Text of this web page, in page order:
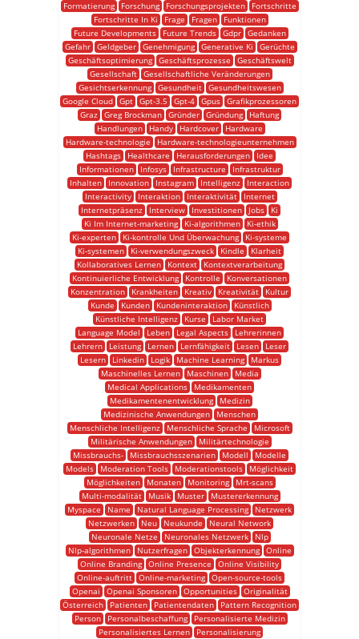
Formatierung Forschung Forschungsprojekten
Fortschritte
Fortschritte In Ki
Frage Fragen
Funktionen
Future Developments
Future Trends Gdpr
Gedanken
Gefahr
Geldgeber Genehmigung Generative Ki
Gerüchte
Geschäftsoptimierung
Geschäftsprozesse
Geschäftswelt
Gesellschaft
Gesellschaftliche Veränderungen
Gesichtserkennung
Gesundheit
Gesundheitswesen
Google Cloud Gpt Gpt-3.5 Gpt-4 Gpus Grafikprozessoren
Graz Greg Brockman Gründer Gründung
Haftung
Handlungen
Handy Hardcover
Hardware
Hardware-technologie
Hardware-technologieunternehmen
Hashtags
Healthcare Herausforderungen
Idee
Informationen
Infosys Infrastructure
Infrastruktur
Inhalten
Innovation Instagram Intelligenz
Interaction
Interactivity
Interaktion Interaktivität
Internet
Internetpräsenz
Interview Investitionen Jobs
Ki
Ki Im Internet-marketing
Ki-algorithmen
Ki-ethik
Ki-experten
Ki-kontrolle Und Überwachung
Ki-systeme
Ki-systemen
Ki-verwendungszweck Kindle
Klarheit
Kollaboratives Lernen
Kontext
Kontextverarbeitung
Kontinuierliche Entwicklung
Kontrolle
Konversationen
Konzentration
Krankheiten Kreativ Kreativität
Kultur
Kunde
Kunden Kundeninteraktion
Künstlich
Künstliche Intelligenz
Kurse
Labor Market
Language Model
Leben Legal Aspects
Lehrerinnen
Lehrern
Leistung Lernen Lernfähigkeit Lesen
Leser
Lesern
Linkedin Logik Machine Learning
Markus
Maschinelles Lernen
Maschinen
Media
Medical Applications
Medikamenten
Medikamentenentwicklung
Medizin
Medizinische Anwendungen
Menschen
Menschliche Intelligenz
Menschliche Sprache
Microsoft
Militärische Anwendungen
Militärtechnologie
Missbrauchs-
Missbrauchsszenarien Modell
Modelle
Models
Moderation Tools Moderationstools
Möglichkeit
Möglichkeiten
Monaten Monitoring
Mrt-scans
Multi-modalität
Musik Muster
Mustererkennung
Myspace
Name Natural Language Processing
Netzwerk
Netzwerken
Neu Neukunde
Neural Network
Neuronale Netze
Neuronales Netzwerk
Nlp
Nlp-algorithmen
Nutzerfragen Objekterkennung
Online
Online Branding Online Presence
Online Visibility
Online-auftritt Online-marketing Open-source-tools
Openai
Openai Sponsoren Opportunities
Originalität
Österreich
Patienten Patientendaten
Pattern Recognition
Person
Personalbeschaffung
Personalisierte Medizin
Personalisiertes Lernen
Personalisierung